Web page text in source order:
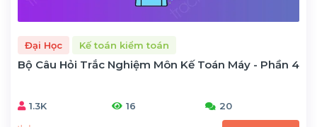
Đại Học Kế toán kiểm toán
Bộ Câu Hỏi Trắc Nghiệm Môn Kế Toán Máy - Phần 4
1.3K 16 20